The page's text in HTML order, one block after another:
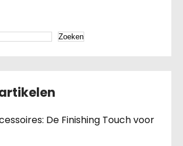
Zoeken
De Finishing Touch voor